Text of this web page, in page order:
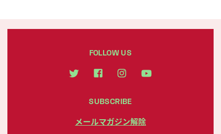
FOLLOW US
SUBSCRIBE
メールマガジン解除